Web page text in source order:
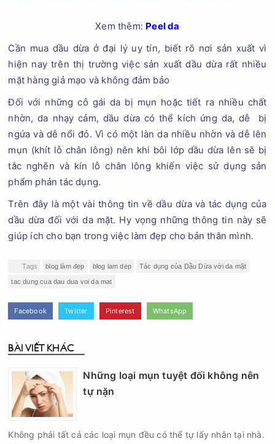
Xem thêm: Peel da
Cần mua dầu dừa ở đại lý uy tín, biết rõ nơi sản xuất vì
hiện nay trên thị trường việc sản xuất dầu dừa rất nhiều
mặt hàng giả mạo và không đảm bảo
Đối với những cô gái da bị mụn hoặc tiết ra nhiều chất
nhờn, da nhạy cảm, dầu dừa có thể kích ứng da, dễ bị
ngứa và dễ nổi đỏ. Vì có một làn da nhiều nhờn và dễ lên
mụn (khít lỗ chân lông) nên khi bôi lớp dầu dừa lên sẽ bị
tắc nghẽn và kín lỗ chân lông khiến việc sử dụng sản
phẩm phản tác dụng.
Trên đây là một vài thông tin về dầu dừa và tác dụng của
dầu dừa đối với da mặt. Hy vọng những thông tin này sẽ
giúp ích cho bạn trong việc làm đẹp cho bản thân mình.
Tags blog làm đẹp blog lam dep Tác dụng của Dầu Dừa với da mặt
tac dung cua dau dua voi da mat
Facebook Twitter Pinterest WhatsApp
BÀI VIẾT KHÁC
Những loại mụn tuyệt đối không nên
tự nặn
Không phải tất cả các loại mụn đều có thể tự lấy nhân tại nhà.